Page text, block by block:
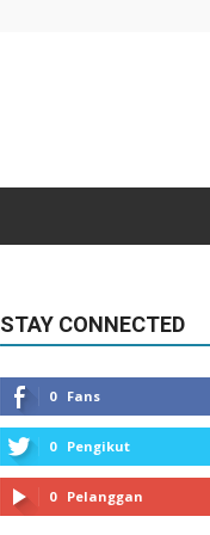
STAY CONNECTED
0 Fans
0 Pengikut
0 Pelanggan